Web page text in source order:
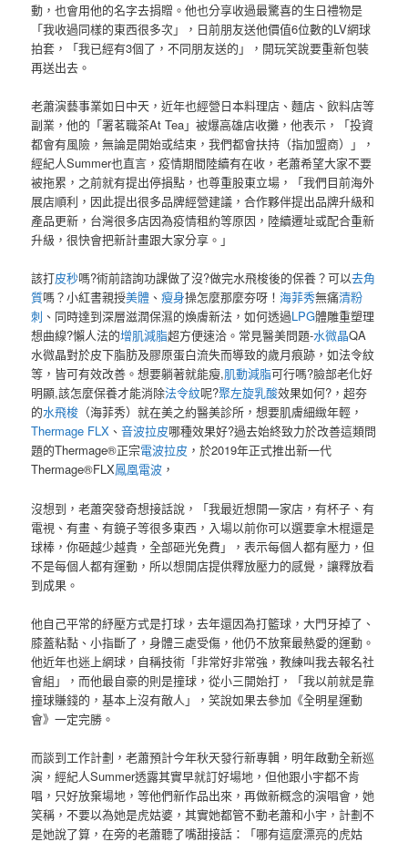
動，也會用他的名字去捐贈。他也分享收過最驚喜的生日禮物是
「我收過同樣的東西很多次」，日前朋友送他價值6位數的LV網球
拍套，「我已經有3個了，不同朋友送的」，開玩笑說要重新包裝
再送出去。
老蕭演藝事業如日中天，近年也經營日本料理店、麵店、飲料店等
副業，他的「署茗職茶At Tea」被爆高雄店收攤，他表示，「投資
都會有風險，無論是開始或結束，我們都會扶持（指加盟商）」，
經紀人Summer也直言，疫情期間陸續有在收，老蕭希望大家不要
被拖累，之前就有提出停損點，也尊重股東立場，「我們目前海外
展店順利，因此提出很多品牌經營建議，合作夥伴提出品牌升級和
產品更新，台灣很多店因為疫情租約等原因，陸續遷址或配合重新
升級，很快會把新計畫跟大家分享。」
該打皮秒嗎?術前諮詢功課做了沒?做完水飛梭後的保養？可以去角
質嗎？小紅書親授美體 、瘦身操怎麼那麼夯呀！海菲秀無痛清粉
刺 、同時達到深層滋潤保濕的煥膚新法，如何透過LPG體雕重塑理
想曲線?懶人法的增肌減脂超方便速洽。常見醫美問題-水微晶QA
水微晶對於皮下脂肪及膠原蛋白流失而導致的歲月痕跡，如法令紋
等，皆可有效改善。想要躺著就能瘦,肌動減脂可行嗎?臉部老化好
明顯,該怎麼保養才能消除法令紋呢?聚左旋乳酸效果如何?，超夯
的水飛梭 （海菲秀）就在美之約醫美診所，想要肌膚細緻年輕，
Thermage FLX 、音波拉皮哪種效果好?過去始終致力於改善這類問
題的Thermage®正宗電波拉皮 ，於2019年正式推出新一代
Thermage®FLX鳳凰電波 ，
沒想到，老蕭突發奇想接話說，「我最近想開一家店，有杯子、有
電視、有畫、有鏡子等很多東西，入場以前你可以選要拿木棍還是
球棒，你砸越少越貴，全部砸光免費」，表示每個人都有壓力，但
不是每個人都有運動，所以想開店提供釋放壓力的感覺，讓釋放看
到成果。
他自己平常的紓壓方式是打球，去年還因為打籃球，大門牙掉了、
膝蓋粘黏、小指斷了，身體三處受傷，他仍不放棄最熱愛的運動。
他近年也迷上網球，自稱技術「非常好非常強，教練叫我去報名社
會組」，而他最自豪的則是撞球，從小三開始打，「我以前就是靠
撞球賺錢的，基本上沒有敵人」，笑說如果去參加《全明星運動
會》一定完勝。
而談到工作計劃，老蕭預計今年秋天發行新專輯，明年啟動全新巡
演，經紀人Summer透露其實早就訂好場地，但他跟小宇都不肯
唱，只好放棄場地，等他們新作品出來，再做新概念的演唱會，她
笑稱，不要以為她是虎姑婆，其實她都管不動老蕭和小宇，計劃不
是她說了算，在旁的老蕭聽了嘴甜接話：「哪有這麼漂亮的虎姑